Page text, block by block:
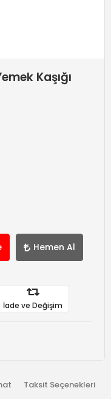
Kaşığı
Hemen Al
İade ve Değişim
Taksit Seçenekleri